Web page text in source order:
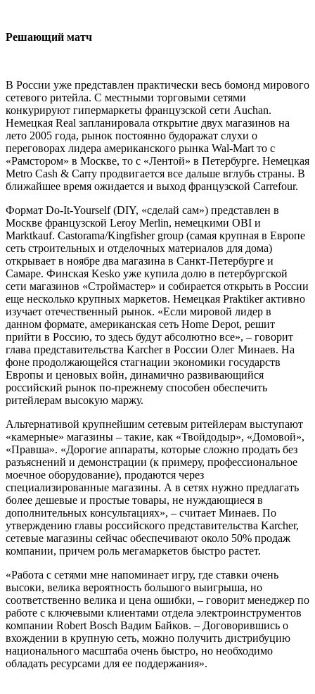
Решающий матч
В России уже представлен практически весь бомонд мирового
сетевого ритейла. С местными торговыми сетями
конкурируют гипермаркеты французской сети Auchan.
Немецкая Real запланировала открытие двух магазинов на
лето 2005 года, рынок постоянно будоражат слухи о
переговорах лидера американского рынка Wal-Mart то с
«Рaмстором» в Москве, то с «Лентой» в Петербурге. Немецкая
Metro Cash & Carry продвигается все дальше вглубь страны. В
ближайшее время ожидается и выход французской Carrefour.
Формат Do-It-Yourself (DIY, «сделай сам») представлен в
Москве французской Leroy Merlin, немецкими OBI и
Marktkauf. Castorama/Kingfisher group (самая крупная в Европе
сеть строительных и отделочных материалов для дома)
открывает в ноябре два магазина в Санкт-Петербурге и
Самаре. Финская Kesko уже купила долю в петербургской
сети магазинов «Строймастер» и собирается открыть в России
еще несколько крупных маркетов. Немецкая Praktiker активно
изучает отечественный рынок. «Если мировой лидер в
данном формате, американская сеть Home Depot, решит
прийти в Россию, то здесь будут абсолютно все», – говорит
глава представительства Karcher в России Олег Минаев. На
фоне продолжающейся стагнации экономики государств
Европы и ценовых войн, динамично развивающийся
российский рынок по-прежнему способен обеспечить
ритейлерам высокую маржу.
Альтернативой крупнейшим сетевым ритейлерам выступают
«камерные» магазины – такие, как «Твойдодыр», «Домовой»,
«Правша». «Дорогие аппараты, которые сложно продать без
разъяснений и демонстрации (к примеру, профессиональное
моечное оборудование), продаются через
специализированные магазины. А в сетях нужно предлагать
более дешевые и простые товары, не нуждающиеся в
дополнительных консультациях», – считает Минаев. По
утверждению главы российского представительства Karcher,
сетевые магазины сейчас обеспечивают около 50% продаж
компании, причем роль мегамаркетов быстро растет.
«Работа с сетями мне напоминает игру, где ставки очень
высоки, велика вероятность большого выигрыша, но
соответственно велика и цена ошибки, – говорит менеджер по
работе с ключевыми клиентами отдела электроинструментов
компании Robert Bosch Вадим Байков. – Договорившись о
вхождении в крупную сеть, можно получить дистрибуцию
национального масштаба очень быстро, но необходимо
обладать ресурсами для ее поддержания».